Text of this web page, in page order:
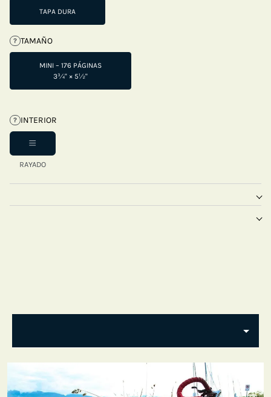
TAPA DURA
? TAMAÑO
MINI – 176 PÁGINAS
3¾" × 5½"
? INTERIOR
RAYADO